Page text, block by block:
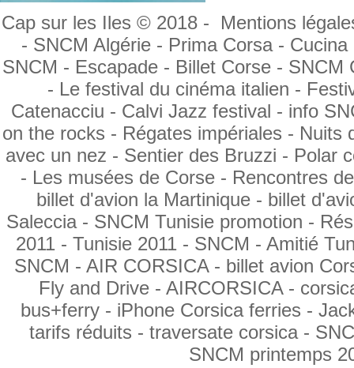
Cap sur les Iles © 2018 - Mentions
- SNCM Algérie - Prima Corsa - Cucina
SNCM - Escapade - Billet Corse - SNCM
- Le festival du cinéma italien -
Catenacciu - Calvi Jazz festival - info
on the rocks - Régates impériales - Nuits
avec un nez - Sentier des Bruzzi - Polar
- Les musées de Corse - Rencontres
billet d'avion la Martinique - billet
Saleccia - SNCM Tunisie promotion -
2011 - Tunisie 2011 - SNCM - Amitié
SNCM - AIR CORSICA - billet avion
Fly and Drive - AIRCORSICA -
bus+ferry - iPhone Corsica ferries -
tarifs réduits - traversate corsica -
SNCM printemps